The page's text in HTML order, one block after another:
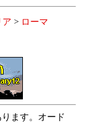
ア > ローマ
ます。オード